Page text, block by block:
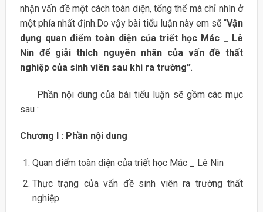
nhận vấn đề một cách toàn diện, tổng thể mà chỉ nhìn ở
một phía nhất định.Do vậy bài tiểu luận này em sẽ “Vận
dụng quan điểm toàn diện của triết học Mác _ Lê
Nin để giải thích nguyên nhân của vấn đề thất
nghiệp của sinh viên sau khi ra trường”.
Phần nội dung của bài tiểu luận sẽ gồm các mục
sau :
Chương I : Phần nội dung
Quan điểm toàn diện của triết học Mác _ Lê Nin
Thực trạng của vấn đề sinh viên ra trường thất
nghiệp.